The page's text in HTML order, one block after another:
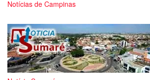
Notícias de Campinas